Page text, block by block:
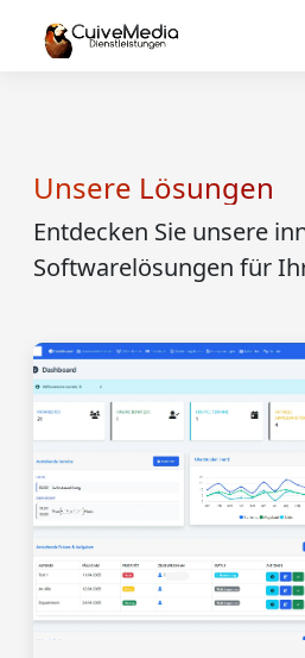
Unsere Lösungen
Entdecken Sie unsere
Softwarelösungen für